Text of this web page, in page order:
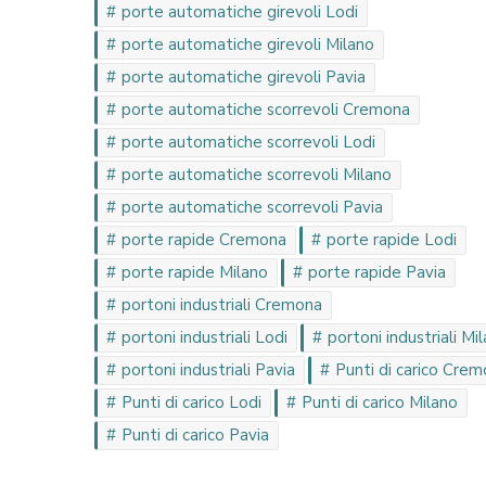
porte automatiche girevoli Lodi
porte automatiche girevoli Milano
porte automatiche girevoli Pavia
porte automatiche scorrevoli Cremona
porte automatiche scorrevoli Lodi
porte automatiche scorrevoli Milano
porte automatiche scorrevoli Pavia
porte rapide Cremona
porte rapide Lodi
porte rapide Milano
porte rapide Pavia
portoni industriali Cremona
portoni industriali Lodi
portoni industriali
portoni industriali Pavia
Punti di carico
Punti di carico Lodi
Punti di carico Milano
Punti di carico Pavia